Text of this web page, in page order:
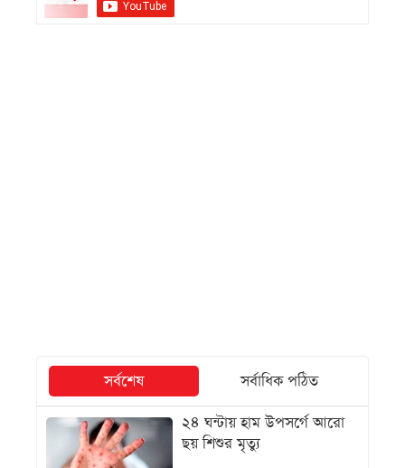
সর্বশেষ
সর্বাধিক পঠিত
২৪ ঘন্টায় হাম উপসর্গে আরো
ছয় শিশুর মৃত্যু